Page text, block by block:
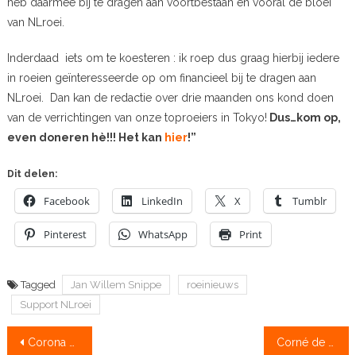
van NLroei.
Inderdaad iets om te koesteren : ik roep dus graag hierbij iedere
in roeien geïnteresseerde op om financieel bij te dragen aan
NLroei. Dan kan de redactie over drie maanden ons kond doen
van de verrichtingen van onze toproeiers in Tokyo! Dus…kom op,
even doneren hè!!! Het kan hier!”
Dit delen:
Facebook LinkedIn X Tumblr
Pinterest WhatsApp Print
Tagged Jan Willem Snippe
roeinieuws
Support NLroei
Bericht
Corona duikt op bij olympische vlam